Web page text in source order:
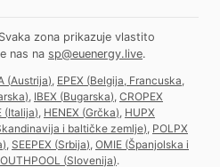
zona prikazuje vlastito
nas na sp@euenergy.live.
(Austrija) EPEX (Belgija, Francuska,
) IBEX (Bugarska) CROPEX
(Italija) HENEX (Grčka) HUPX
i baltičke zemlje) POLPX
) SEEPEX (Srbija) OMIE (Španjolska i
(Slovenija).